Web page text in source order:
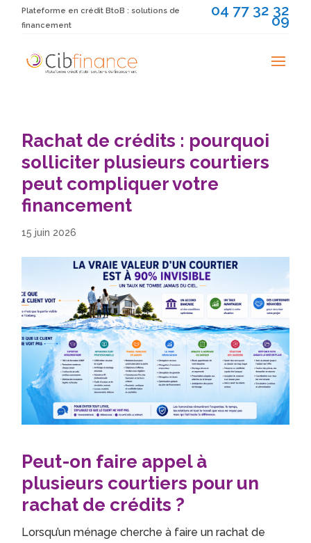
Plateforme en crédit BtoB : solutions de
financement
04 77 32 32
09
Rachat de crédits : pourquoi
solliciter plusieurs courtiers
peut compliquer votre
financement
15 juin 2026
Peut-on faire appel à
plusieurs courtiers pour un
rachat de crédits ?
Lorsqu’un ménage cherche à faire un rachat de